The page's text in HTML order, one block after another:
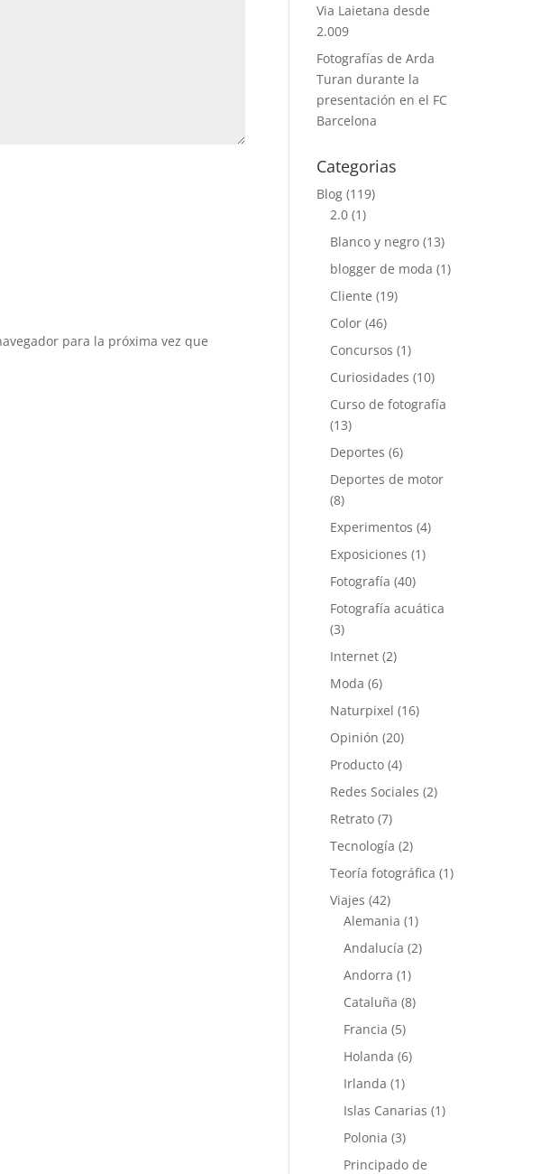
para la próxima vez que
Via Laietana desde
2.009
Fotografías de Arda
Turan durante la
presentación en el FC
Barcelona
Categorias
Blog (119)
2.0 (1)
Blanco y negro (13)
blogger de moda (1)
Cliente (19)
Color (46)
Concursos (1)
Curiosidades (10)
Curso de fotografía
(13)
Deportes (6)
Deportes de motor
(8)
Experimentos (4)
Exposiciones (1)
Fotografía (40)
Fotografía acuática
(3)
Internet (2)
Moda (6)
Naturpixel (16)
Opinión (20)
Producto (4)
Redes Sociales (2)
Retrato (7)
Tecnología (2)
Teoría fotográfica (1)
Viajes (42)
Alemania (1)
Andalucía (2)
Andorra (1)
Cataluña (8)
Francia (5)
Holanda (6)
Irlanda (1)
Islas Canarias (1)
Polonia (3)
Principado de